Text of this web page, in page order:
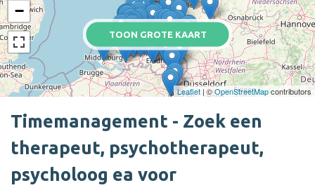
TOON GROTE KAART
−
Leaflet| ©OpenStreetMapcontributors
Timemanagement - Zoek een
therapeut, psychotherapeut,
psycholoog ea voor